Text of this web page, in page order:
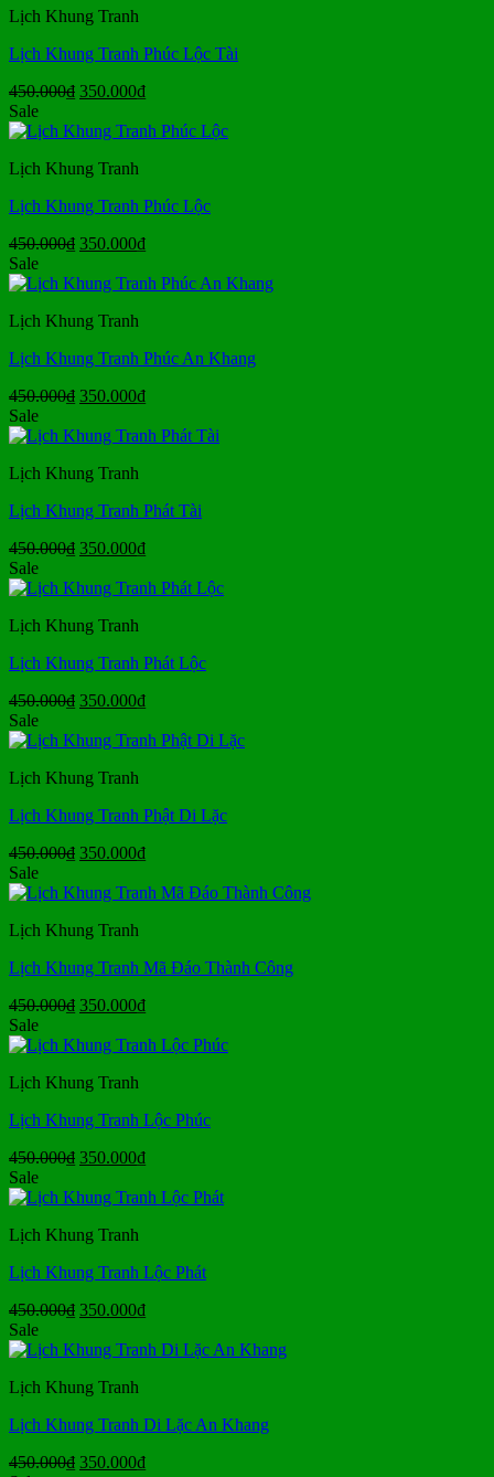
Lịch Khung Tranh
Lịch Khung Tranh Phúc Lộc Tài
450.000₫ Giá
là:
350.000₫Giá
tại
Sale
Lịch Khung Tranh
Lịch Khung Tranh Phúc Lộc
450.000₫ Giá
là:
350.000₫Giá
tại
Sale
Lịch Khung Tranh
Lịch Khung Tranh Phúc An Khang
450.000₫ Giá
là:
350.000₫Giá
tại
Sale
Lịch Khung Tranh
Lịch Khung Tranh Phát Tài
450.000₫ Giá
là:
350.000₫Giá
tại
Sale
Lịch Khung Tranh
Lịch Khung Tranh Phát Lộc
450.000₫ Giá
là:
350.000₫Giá
tại
Sale
Lịch Khung Tranh
Lịch Khung Tranh Phật Di Lặc
450.000₫ Giá
là:
350.000₫Giá
tại
Sale
Lịch Khung Tranh
Lịch Khung Tranh Mã Đáo Thành Công
450.000₫ Giá
là:
350.000₫Giá
tại
Sale
Lịch Khung Tranh
Lịch Khung Tranh Lộc Phúc
450.000₫ Giá
là:
350.000₫Giá
tại
Sale
Lịch Khung Tranh
Lịch Khung Tranh Lộc Phát
450.000₫ Giá
là:
350.000₫Giá
tại
Sale
Lịch Khung Tranh
Lịch Khung Tranh Di Lặc An Khang
450.000₫ Giá
350.000₫Giá